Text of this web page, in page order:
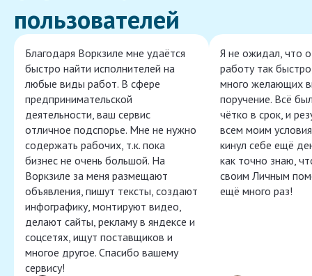
пользователей
Благодаря Воркзиле мне удаётся
быстро найти исполнителей на
любые виды работ. В сфере
предпринимательской
деятельности, ваш сервис
отличное подспорье. Мне не нужно
содержать рабочих, т.к. пока
бизнес не очень большой. На
Воркзиле за меня размещают
объявления, пишут тексты, создают
инфографику, монтируют видео,
делают сайты, рекламу в яндексе и
соцсетях, ищут поставщиков и
многое другое. Спасибо вашему
сервису!
Я не ожидал, что
работу так
много желающих
поручение. Всё
чётко в срок, и
всем моим
кинул себе ещё
как точно знаю,
своим Личным
ещё много раз!